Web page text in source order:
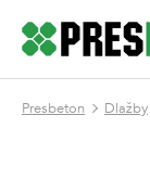
Presbeton Dlažby